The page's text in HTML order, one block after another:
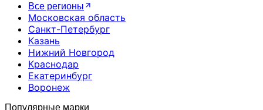
Все регионы
Московская область
Санкт-Петербург
Казань
Нижний Новгород
Краснодар
Екатеринбург
Воронеж
Популярные марки